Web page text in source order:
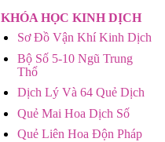
KHÓA HỌC KINH DỊCH
Sơ Đồ Vận Khí Kinh Dịch
Bộ Số 5-10 Ngũ Trung
Thổ
Dịch Lý Và 64 Quẻ Dịch
Quẻ Mai Hoa Dịch Số
Quẻ Liên Hoa Độn Pháp